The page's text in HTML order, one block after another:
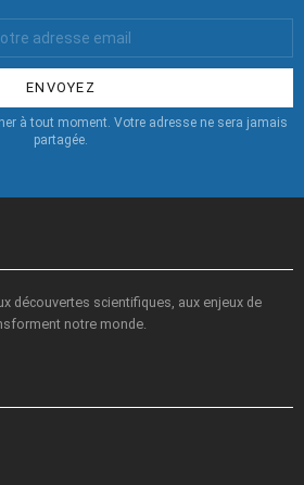
à tout moment. Votre adresse ne sera jamais
partagée.
découvertes scientifiques, aux enjeux de
notre monde.